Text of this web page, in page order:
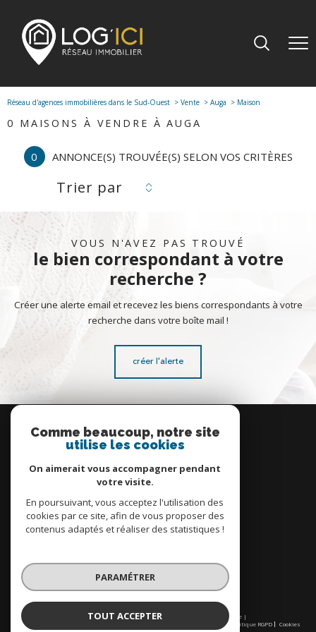
Réseau d'agences immobilières dans le Sud-Ouest Vente Auga Maison
0 MAISONS À VENDRE À AUGA
0 ANNONCE(S) TROUVÉE(S) SELON VOS CRITÈRES
Trier par
VOUS N'AVEZ PAS TROUVÉ
le bien correspondant à votre
recherche ?
Créer une alerte email et recevez les biens correspondants à votre
recherche dans votre boîte mail !
créer l'alerte
connecter
espace propriétaire
© 2026 | Tous droits réservés | Traduction powered by Google |
Nos honoraires
Politique RGPD Cookies
Comme beaucoup, notre site
utilise les cookies
On aimerait vous accompagner pendant
votre visite.
En poursuivant, vous acceptez l'utilisation des
cookies par ce site, afin de vous proposer des
contenus adaptés et réaliser des statistiques !
PARAMÉTRER
TOUT ACCEPTER